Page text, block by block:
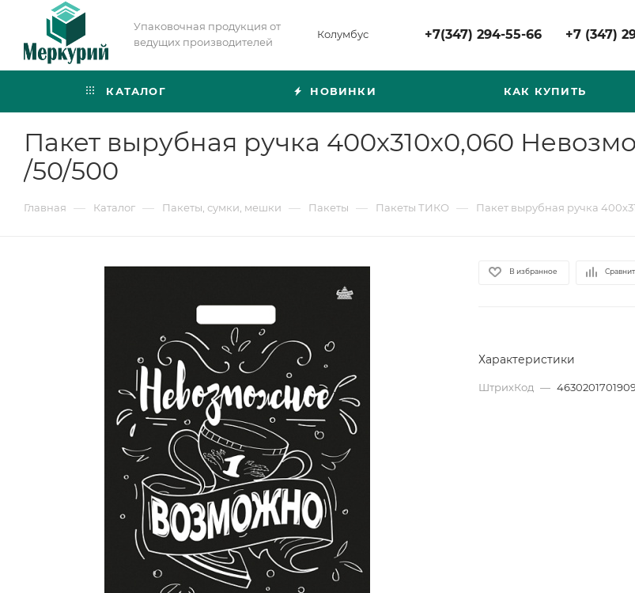
Упаковочная продукция от
ведущих производителей
Колумбус +7(347) 294-55-66 +7 (347)
КАТАЛОГ НОВИНКИ КАК КУПИТЬ
Пакет вырубная ручка 400х310х0,060
/50/500
Главная — Каталог — Пакеты, сумки, мешки — Пакеты — Пакеты ТИКО — Пакет вырубная ручка
В избранное
Характеристики
ШтрихКод —